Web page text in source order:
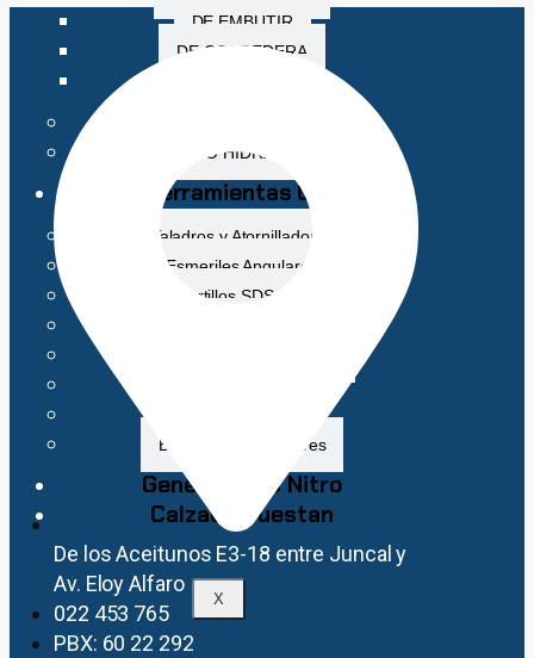
DE EMBUTIR
DE CORREDERA
QUICIO HIDRÁULICO
Herramientas CAT
Taladros y Atornilladores
Esmeriles Angulares
Martillos SDS Plus
Baterías y Cargadores
Generadores Nitro
Calzado Buestan
X
De los Aceitunos E3-18 entre Juncal y
Av. Eloy Alfaro
022 453 765
PBX: 60 22 292